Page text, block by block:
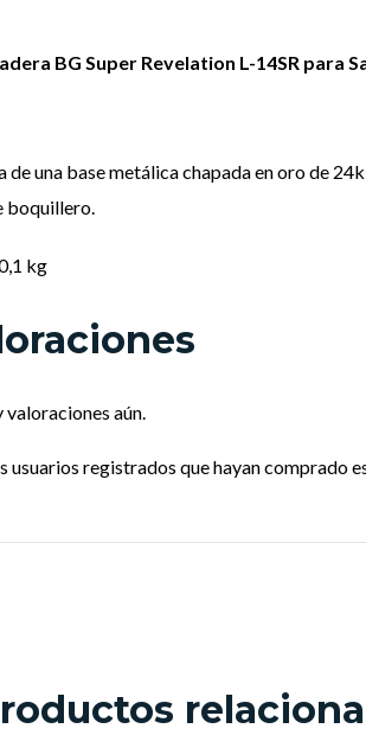
BG Super Revelation L-14SR para
de una base metálica chapada en oro de
boquillero.
kg
valoraciones aún.
usuarios registrados que hayan comprado